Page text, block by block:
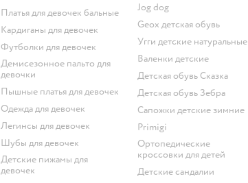
Платья для девочек бальные
Кардиганы для девочек
Футболки для девочек
Демисезонное пальто для
девочки
Пышные платья для девочек
Одежда для девочек
Легинсы для девочек
Шубы для девочек
Детские пижамы для
девочек
Jog dog
Geox детская обувь
Угги детские натуральные
Валенки детские
Детская обувь Сказка
Детская обувь Зебра
Сапожки детские зимние
Primigi
Ортопедические
кроссовки для детей
Детские сандалии